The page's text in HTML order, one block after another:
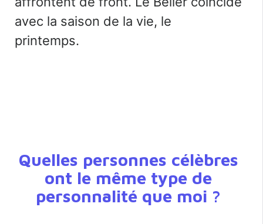
avec la saison de la vie, le
printemps.
Quelles personnes célèbres
ont le même type de
personnalité que moi ?